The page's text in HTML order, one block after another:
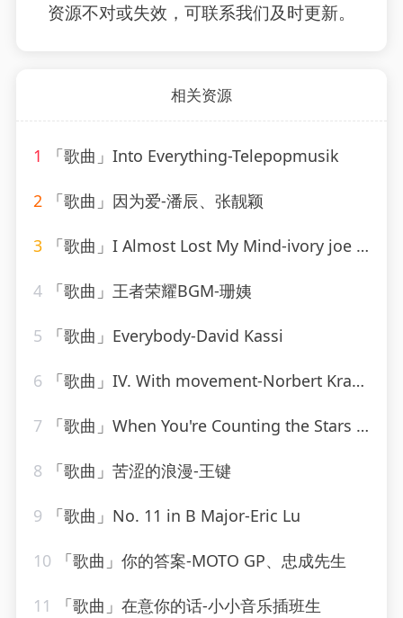
资源不对或失效，可联系我们及时更新。
相关资源
1 「歌曲」Into Everything-Telepopmusik
2 「歌曲」因为爱-潘辰、张靓颖
3 「歌曲」I Almost Lost My Mind-ivory joe hunter
4 「歌曲」王者荣耀BGM-珊姨
5 「歌曲」Everybody-David Kassi
6 「歌曲」IV. With movement-Norbert Kraft、R. Murray Schafer
7 「歌曲」When You're Counting the Stars Alone-Lee Levin、Leo Reisman Orchestra
8 「歌曲」苦涩的浪漫-王键
9 「歌曲」No. 11 in B Major-Eric Lu
10 「歌曲」你的答案-MOTO GP、忠成先生
11 「歌曲」在意你的话-小小音乐插班生